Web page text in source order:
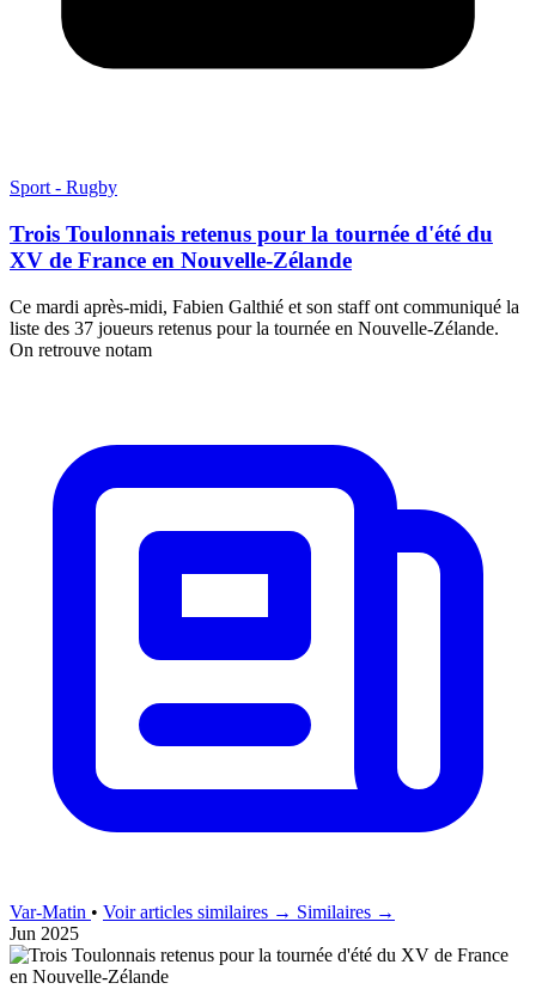
Sport - Rugby
Trois Toulonnais retenus pour la tournée d'été du
XV de France en Nouvelle-Zélande
Ce mardi après-midi, Fabien Galthié et son staff ont communiqué la
liste des 37 joueurs retenus pour la tournée en Nouvelle-Zélande.
On retrouve notam
Var-Matin • Voir articles similaires → Similaires →
Jun 2025